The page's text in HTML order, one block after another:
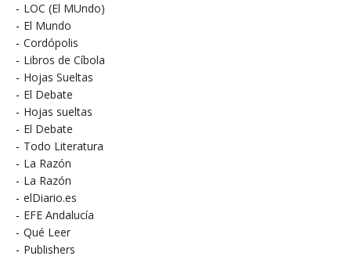
- LOC (El MUndo)
- El Mundo
- Cordópolis
- Libros de Cíbola
- Hojas Sueltas
- El Debate
- Hojas sueltas
- El Debate
- Todo Literatura
- La Razón
- La Razón
- elDiario.es
- EFE Andalucía
- Qué Leer
- Publishers